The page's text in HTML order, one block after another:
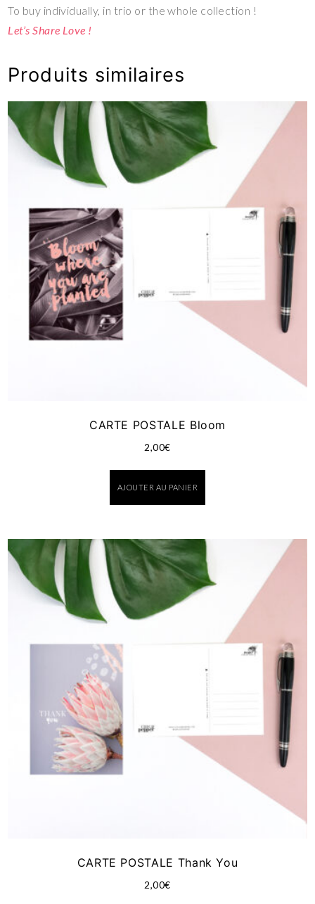
To buy individually, in trio or the whole collection !
Let’s Share Love !
Produits similaires
CARTE POSTALE Bloom
2,00€
AJOUTER AU PANIER
CARTE POSTALE Thank You
2,00€